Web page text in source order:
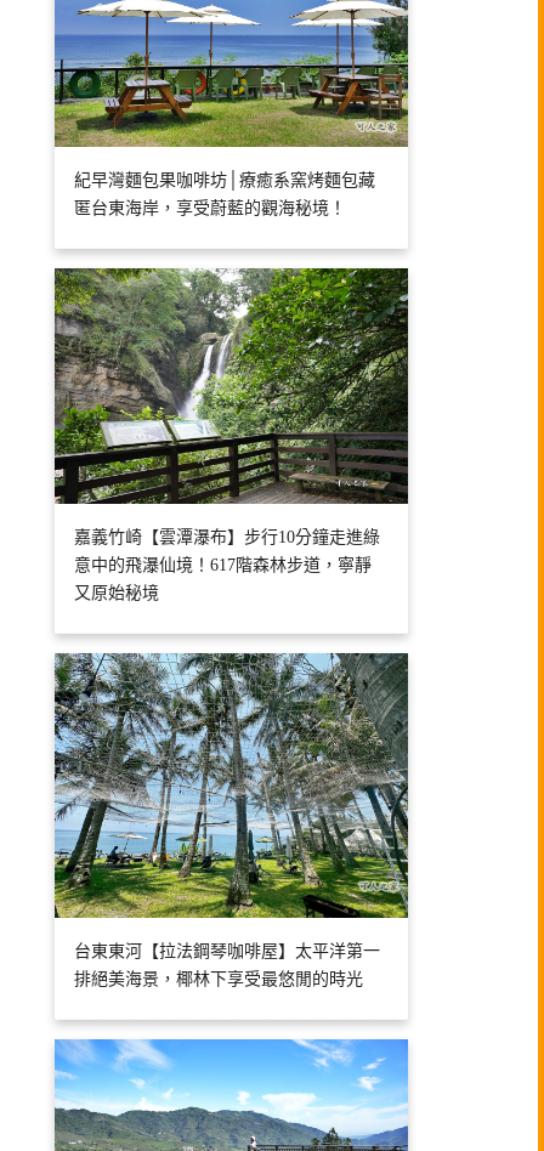
紀早灣麵包果咖啡坊│療癒系窯烤麵包藏
匿台東海岸，享受蔚藍的觀海秘境！
嘉義竹崎【雲潭瀑布】步行10分鐘走進綠
意中的飛瀑仙境！617階森林步道，寧靜
又原始秘境
台東東河【拉法鋼琴咖啡屋】太平洋第一
排絕美海景，椰林下享受最悠閒的時光